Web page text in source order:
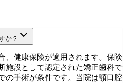
か？
、健康保険が適用されます。保険
施設として認定された矯正歯科で
の手術が条件です。当院は顎口腔